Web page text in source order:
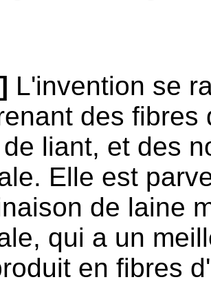
L'invention se
des
liant, et des
Elle est
de laine
qui a un
en fibres